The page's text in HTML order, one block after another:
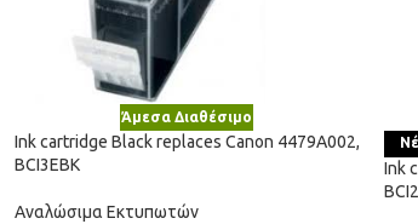
Άμεσα Διαθέσιμο
Ink cartridge Black replaces Canon 4479A002,
BCI3EBK
Αναλώσιμα Εκτυπωτών
Ink